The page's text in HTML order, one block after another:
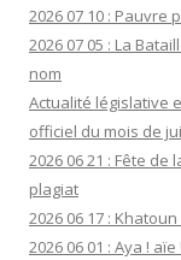
2026 07 10 : Pauvre
2026 07 05 : La
nom
Actualité législative
officiel du mois de
2026 06 21 : Fête
plagiat
2026 06 17 :
2026 06 01 : Aya ! aïe